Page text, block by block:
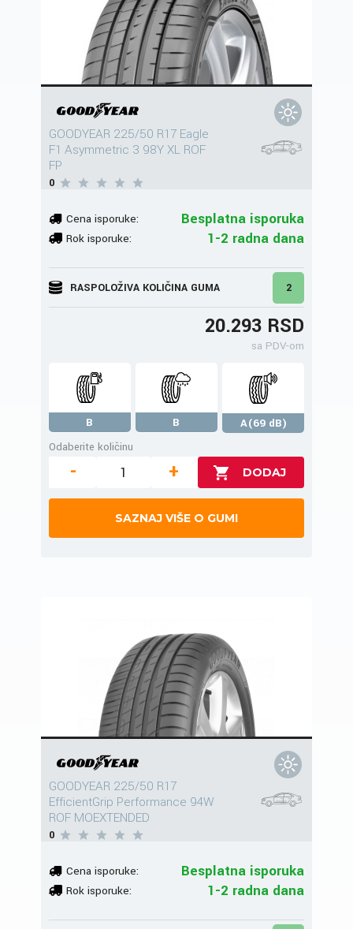
GOODYEAR 225/50 R17 Eagle
F1 Asymmetric 3 98Y XL ROF
FP
0
Cena isporuke: Besplatna isporuka
Rok isporuke: 1-2 radna dana
RASPOLOŽIVA KOLIČINA GUMA 2
20.293 RSD
sa PDV-om
B B
A(69 dB)
Odaberite količinu
- +
SAZNAJ VIŠE O GUMI
GOODYEAR 225/50 R17
EfficientGrip Performance 94W
ROF MOEXTENDED
0
Cena isporuke: Besplatna isporuka
Rok isporuke: 1-2 radna dana